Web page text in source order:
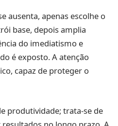
ausenta, apenas escolhe o
base, depois amplia
do imediatismo e
é exposto. A atenção
capaz de proteger o
produtividade; trata-se de